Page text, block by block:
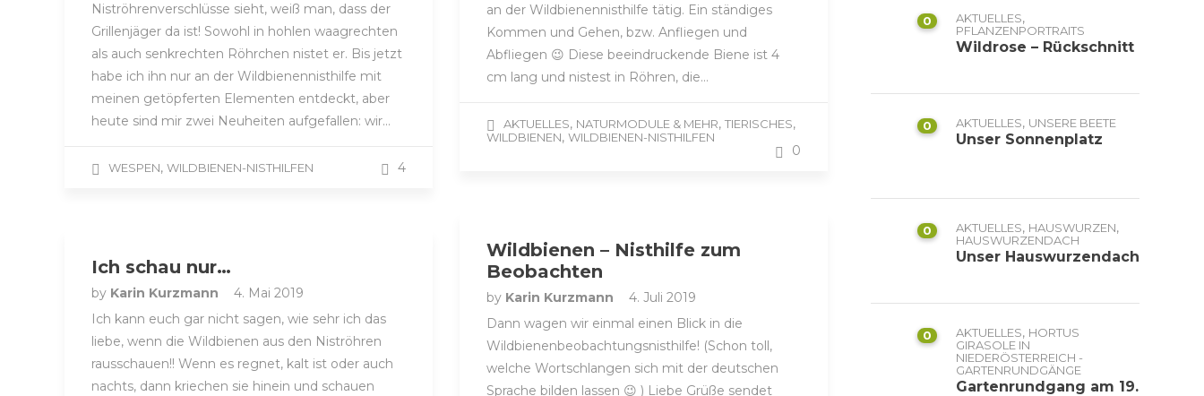
an der Wildbienennisthilfe tätig. Ein ständiges
Kommen und Gehen, bzw. Anfliegen und
Abfliegen 😉 Diese beeindruckende Biene ist 4
cm lang und nistest in Röhren, die…
AKTUELLES, NATURMODULE & MEHR, TIERISCHES,
WILDBIENEN, WILDBIENEN-NISTHILFEN
0
Niströhrenverschlüsse sieht, weiß man, dass der
Grillenjäger da ist! Sowohl in hohlen waagrechten
als auch senkrechten Röhrchen nistet er. Bis jetzt
habe ich ihn nur an der Wildbienennisthilfe mit
meinen getöpferten Elementen entdeckt, aber
heute sind mir zwei Neuheiten aufgefallen: wir…
WESPEN, WILDBIENEN-NISTHILFEN 4
Wildbienen – Nisthilfe zum
Beobachten
by Karin Kurzmann
4. Juli 2019
Dann wagen wir einmal einen Blick in die
Wildbienenbeobachtungsnisthilfe! (Schon toll,
welche Wortschlangen sich mit der deutschen
Sprache bilden lassen 😉 ) Liebe Grüße sendet
Ich schau nur…
by Karin Kurzmann
4. Mai 2019
Ich kann euch gar nicht sagen, wie sehr ich das
liebe, wenn die Wildbienen aus den Niströhren
rausschauen!! Wenn es regnet, kalt ist oder auch
nachts, dann kriechen sie hinein und schauen
0 AKTUELLES,
PFLANZENPORTRAITS
Wildrose – Rückschnitt
0 AKTUELLES, UNSERE BEETE
Unser Sonnenplatz
0 AKTUELLES, HAUSWURZEN,
HAUSWURZENDACH
Unser Hauswurzendach
0 AKTUELLES, HORTUS
GIRASOLE IN
NIEDERÖSTERREICH -
GARTENRUNDGÄNGE
Gartenrundgang am 19.